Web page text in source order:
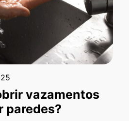
vazamentos
paredes?